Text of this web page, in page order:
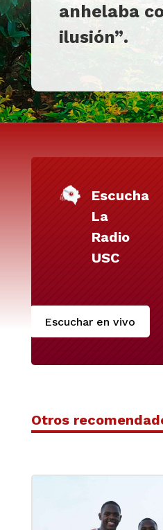
anhelaba
ilusión”.
Escucha
La
Radio
USC
Escuchar en vivo
Otros